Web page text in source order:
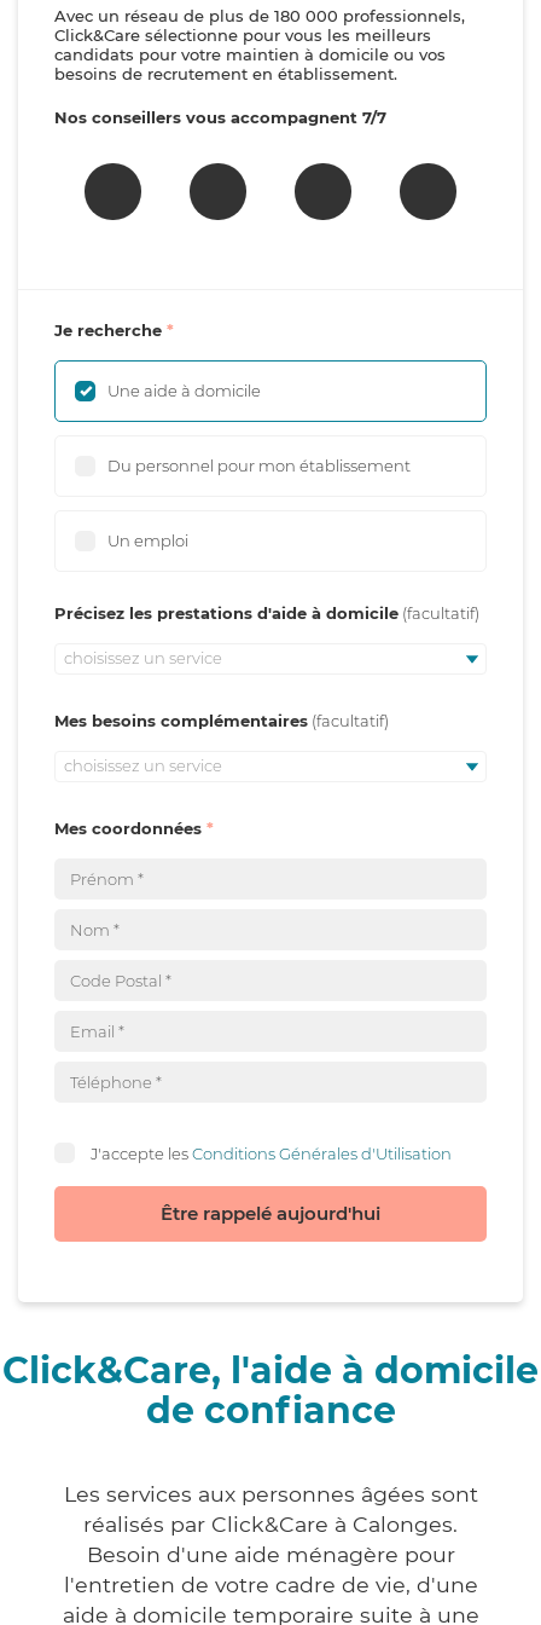
Avec un réseau de plus de 180 000 professionnels,
Click&Care sélectionne pour vous les meilleurs
candidats pour votre maintien à domicile ou vos
besoins de recrutement en établissement.
Nos conseillers vous accompagnent 7/7
Je recherche
Une aide à domicile
Du personnel pour mon établissement
Un emploi
Précisez les prestations d'aide à domicile
choisissez un service
Mes besoins complémentaires
choisissez un service
Mes coordonnées
J'accepte lesConditions Générales d'Utilisation
Être rappelé aujourd'hui
Click&Care, l'aide à domicile
de confiance
Les services aux personnes âgées sont
réalisés par Click&Care à Calonges.
Besoin d'une aide ménagère pour
l'entretien de votre cadre de vie, d'une
aide à domicile temporaire suite à une